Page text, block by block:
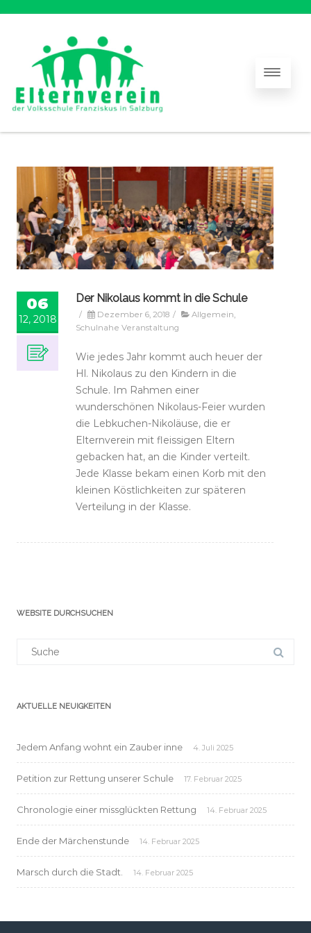
06
12, 2018
Der Nikolaus kommt in die Schule
/ Dezember 6, 2018 / Allgemein
Schulnahe Veranstaltung
Wie jedes Jahr kommt auch heuer der
Hl. Nikolaus zu den Kindern in die
Schule. Im Rahmen einer
wunderschönen Nikolaus-Feier wurden
die Lebkuchen-Nikoläuse, die er
Elternverein mit fleissigen Eltern
gebacken hat, an die Kinder verteilt.
Jede Klasse bekam einen Korb mit den
kleinen Köstlichkeiten zur späteren
Verteilung in der Klasse.
WEBSITE DURCHSUCHEN
AKTUELLE NEUIGKEITEN
Jedem Anfang wohnt ein Zauber inne 4. Juli 2025
Petition zur Rettung unserer Schule 17. Februar 2025
Chronologie einer missglückten Rettung 14. Februar 2025
Ende der Märchenstunde 14. Februar 2025
Marsch durch die Stadt. 14. Februar 2025